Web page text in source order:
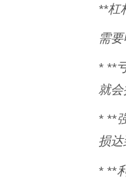
**杠
需
* **
就会
* **
损
* **